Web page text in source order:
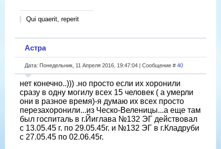
Qui quaerit, reperit
Астра
Дата: Понедельник, 11 Апреля 2016, 19:47:04 | Сообщение # 40
нет конечно..))) .но просто если их хоронили
сразу в одну могилу всех 15 человек ( а умерли
они в разное время)-я думаю их всех просто
перезахоронили...из Ческо-Веленицы...а еще там
был госпиталь в г.Йиглава №132 ЭГ действовал
с 13.05.45 г. по 29.05.45г. и №132 ЭГ в г.Кладруби
с 27.05.45 по 02.06.45г.